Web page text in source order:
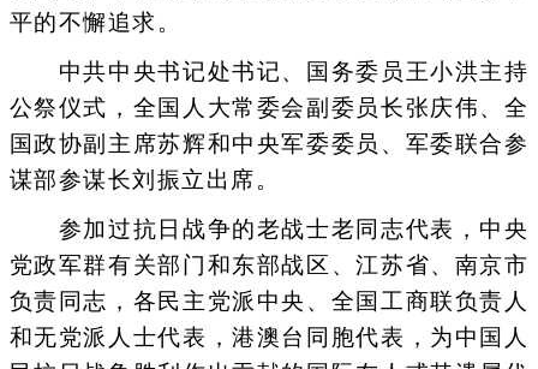
平的不懈追求。
中共中央书记处书记、国务委员王小洪主持
公祭仪式，全国人大常委会副委员长张庆伟、全
国政协副主席苏辉和中央军委委员、军委联合参
谋部参谋长刘振立出席。
参加过抗日战争的老战士老同志代表，中央
党政军群有关部门和东部战区、江苏省、南京市
负责同志，各民主党派中央、全国工商联负责人
和无党派人士代表，港澳台同胞代表，为中国人